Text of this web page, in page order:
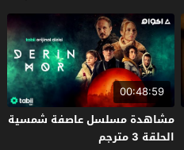
00:48:59
مشاهدة مسلسل عاصفة شمسية
الحلقة 3 مترجم